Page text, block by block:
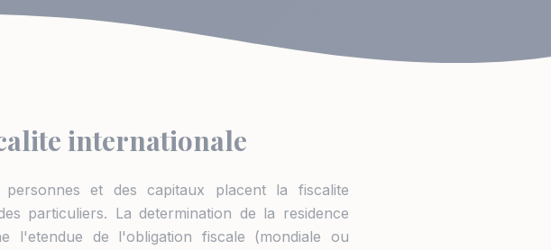
internationale
et des capitaux placent la fiscalite
particuliers. La determination de la residence
l'etendue de l'obligation fiscale (mondiale ou